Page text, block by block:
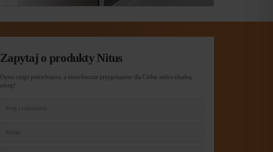
Zapytaj o produkty Nitus
Opisz czego potrzebujesz, a niezwłocznie przygotujemy dla Ciebie indywidualną
ofertę!